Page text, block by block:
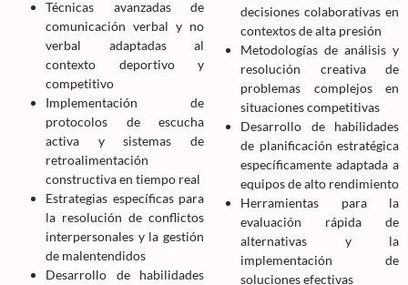
Técnicas avanzadas de
comunicación verbal y no
verbal adaptadas al
contexto deportivo y
competitivo
Implementación de
protocolos de escucha
activa y sistemas de
retroalimentación
constructiva en tiempo real
Estrategias específicas para
la resolución de conflictos
interpersonales y la gestión
de malentendidos
Desarrollo de habilidades
decisiones colaborativas en
contextos de alta presión
Metodologías de análisis y
resolución creativa de
problemas complejos en
situaciones competitivas
Desarrollo de habilidades
de planificación estratégica
específicamente adaptada a
equipos de alto rendimiento
Herramientas para la
evaluación rápida de
alternativas y la
implementación de
soluciones efectivas